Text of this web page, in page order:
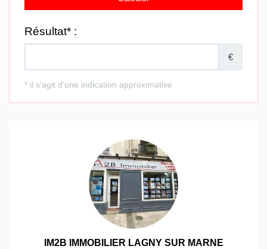
IM2B IMMOBILIER LAGNY SUR MARNE